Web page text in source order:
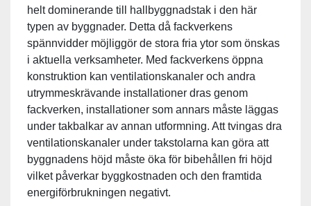
helt dominerande till hallbyggnadstak i den här
typen av byggnader. Detta då fackverkens
spännvidder möjliggör de stora fria ytor som önskas
i aktuella verksamheter. Med fackverkens öppna
konstruktion kan ventilationskanaler och andra
utrymmeskrävande installationer dras genom
fackverken, installationer som annars måste läggas
under takbalkar av annan utformning. Att tvingas dra
ventilationskanaler under takstolarna kan göra att
byggnadens höjd måste öka för bibehållen fri höjd
vilket påverkar byggkostnaden och den framtida
energiförbrukningen negativt.